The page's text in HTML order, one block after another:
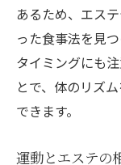
あるため、エス
った食事法を見
タイミングにも
とで、体のリズ
できます。
運動とエステの